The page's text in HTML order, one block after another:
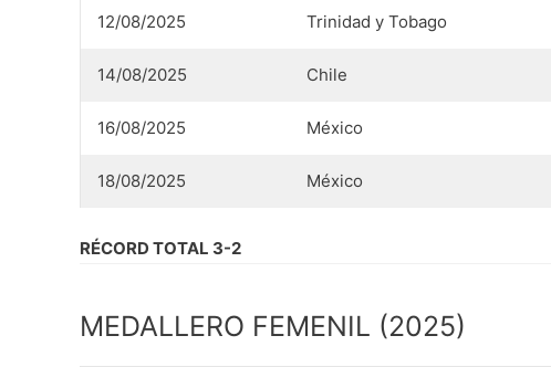
12/08/2025 Trinidad y Tobago
14/08/2025 Chile
16/08/2025 México
18/08/2025 México
RÉCORD TOTAL 3-2
MEDALLERO FEMENIL (2025)